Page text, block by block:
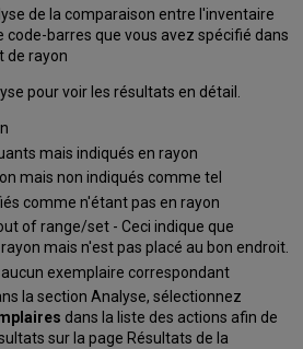
de la comparaison entre l'inventaire
code-barres que vous avez spécifié dans
de rayon
pour voir les résultats en détail.
mais indiqués en rayon
mais non indiqués comme tel
comme n'étant pas en rayon
of range/set - Ceci indique que
mais n'est pas placé au bon endroit.
exemplaire correspondant
la section Analyse, sélectionnez
dans la liste des actions afin de
sur la page Résultats de la